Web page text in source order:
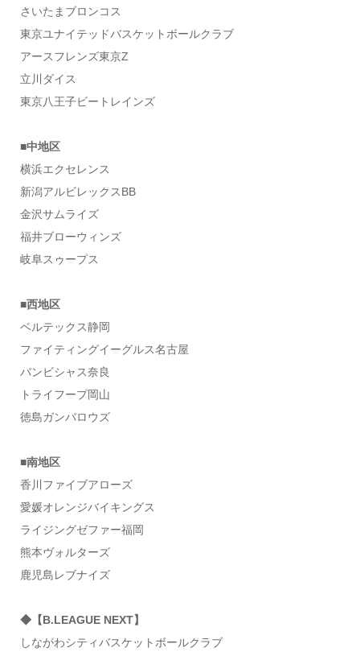
さいたまブロンコス
東京ユナイテッドバスケットボールクラブ
アースフレンズ東京Z
立川ダイス
東京八王子ビートレインズ
■中地区
横浜エクセレンス
新潟アルビレックスBB
金沢サムライズ
福井ブローウィンズ
岐阜スゥープス
■西地区
ベルテックス静岡
ファイティングイーグルス名古屋
バンビシャス奈良
トライフープ岡山
徳島ガンバロウズ
■南地区
香川ファイブアローズ
愛媛オレンジバイキングス
ライジングゼファー福岡
熊本ヴォルターズ
鹿児島レブナイズ
◆【B.LEAGUE NEXT】
しながわシティバスケットボールクラブ